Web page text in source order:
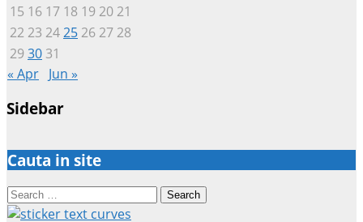
15 16 17 18 19 20 21
22 23 2425 26 27 28
2930 31
« Apr Jun »
Sidebar
Cauta in site
Search
for: